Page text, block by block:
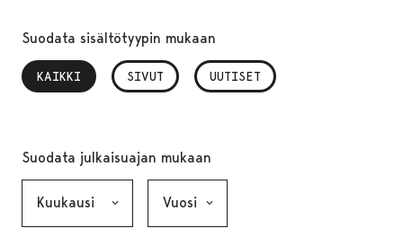
Suodata sisältötyypin mukaan
KAIKKI
, VALITTU SIVUT UUTISET
Suodata julkaisuajan mukaan